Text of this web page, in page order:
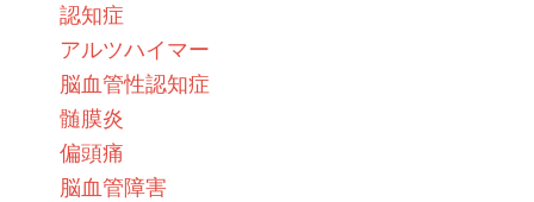
認知症
アルツハイマー
脳血管性認知症
髄膜炎
偏頭痛
脳血管障害